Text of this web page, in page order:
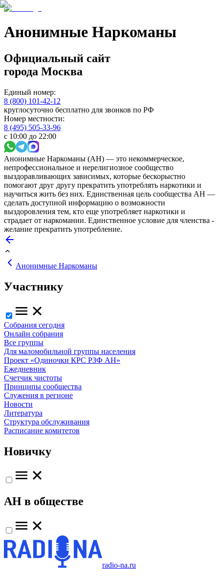
Анонимные Наркоманы
Официальный сайт
города Москва
Единый номер:
8 (800) 101-42-12
круглосуточно бесплатно для звонков по РФ
Номер местности:
8 (495) 505-33-96
с 10:00 до 22:00
Анонимные Наркоманы (АН) — это некоммерческое,
непрофессиональное и нерелигиозное сообщество
выздоравливающих зависимых, которые бескорыстно
помогают друг другу прекратить употреблять наркотики и
научиться жить без них. Единственная цель сообщества АН —
сделать доступной информацию о возможности
выздоровления тем, кто еще употребляет наркотики и
страдает от наркомании. Единственное условие для членства -
желание прекратить употребление.
Анонимные Наркоманы
Участнику
Собрания сегодня
Онлайн собрания
Все группы
Для маломобильной группы населения
Проект «Одиночки КРС РЗФ АН»
Ежедневник
Счетчик чистоты
Принципы сообщества
Служения в регионе
Новости
Литература
Структура обслуживания
Расписание комитетов
Новичку
АН в обществе
radio-na.ru